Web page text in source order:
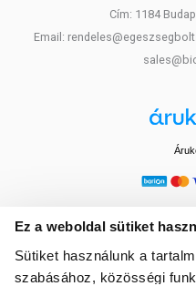
Ez a weboldal sütiket
Sütiket használunk a
szabásához, közösségi
Cím: 1184
Email: